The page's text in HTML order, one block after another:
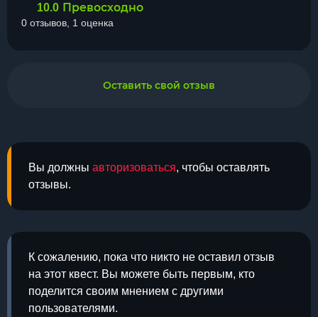
Вы должны авторизоваться, чтобы оставлять
отзывы.
К сожалению, пока что никто не оставил отзыв
на этот квест. Вы можете быть первым, кто
поделится своим мнением с другими
пользователями.
10.0 Превосходно
0 отзывов, 1 оценка
Оставить свой отзыв